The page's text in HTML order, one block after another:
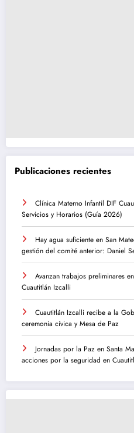
Publicaciones recientes
Clínica Materno Infantil DIF
Servicios y Horarios (Guía 2026)
Hay agua suficiente en San
gestión del comité anterior: Daniel
Avanzan trabajos preliminares
Cuautitlán Izcalli
Cuautitlán Izcalli recibe a la
ceremonia cívica y Mesa de Paz
Jornadas por la Paz en Santa
acciones por la seguridad en